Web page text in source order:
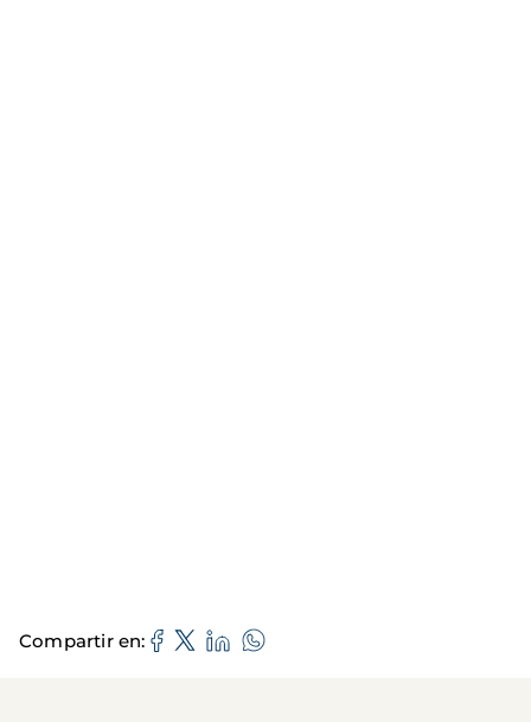
Compartir en